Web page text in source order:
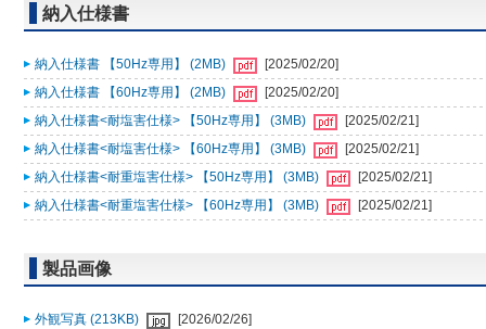
納入仕様書
納入仕様書 【50Hz専用】 (2MB)
[2025/02/20]
納入仕様書 【60Hz専用】 (2MB)
[2025/02/20]
納入仕様書<耐塩害仕様> 【50Hz専用】 (3MB)
[2025/02/21]
納入仕様書<耐塩害仕様> 【60Hz専用】 (3MB)
[2025/02/21]
納入仕様書<耐重塩害仕様> 【50Hz専用】 (3MB)
[2025/02/21]
納入仕様書<耐重塩害仕様> 【60Hz専用】 (3MB)
[2025/02/21]
製品画像
外観写真 (213KB) [2026/02/26]